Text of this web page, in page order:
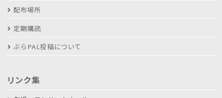
配布場所
定期購読
ぶらPAL投稿について
リンク集